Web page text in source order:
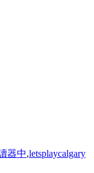
器中,letsplaycalgary